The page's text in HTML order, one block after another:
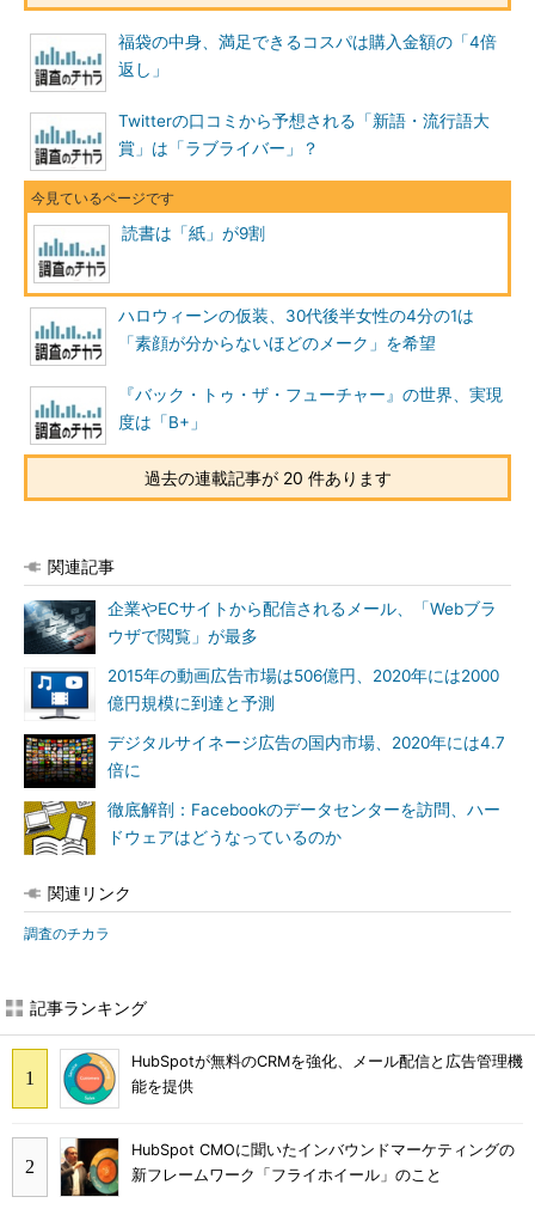
福袋の中身、満足できるコスパは購入金額の「4倍
返し」
Twitterの口コミから予想される「新語・流行語大
賞」は「ラブライバー」？
読書は「紙」が9割
ハロウィーンの仮装、30代後半女性の4分の1は
「素顔が分からないほどのメーク」を希望
『バック・トゥ・ザ・フューチャー』の世界、実現
度は「B+」
過去の連載記事が 20 件あります
関連記事
企業やECサイトから配信されるメール、「Webブラ
ウザで閲覧」が最多
2015年の動画広告市場は506億円、2020年には2000
億円規模に到達と予測
デジタルサイネージ広告の国内市場、2020年には4.7
倍に
徹底解剖：Facebookのデータセンターを訪問、ハー
ドウェアはどうなっているのか
関連リンク
調査のチカラ
記事ランキング
HubSpotが無料のCRMを強化、メール配信と広告管理機
能を提供
HubSpot CMOに聞いたインバウンドマーケティングの
新フレームワーク「フライホイール」のこと